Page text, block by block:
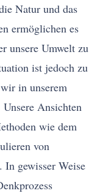
Natur und das
ermöglichen es
unsere Umwelt zu
ist jedoch zu
in unserem
Ansichten
wie dem
von
gewisser Weise